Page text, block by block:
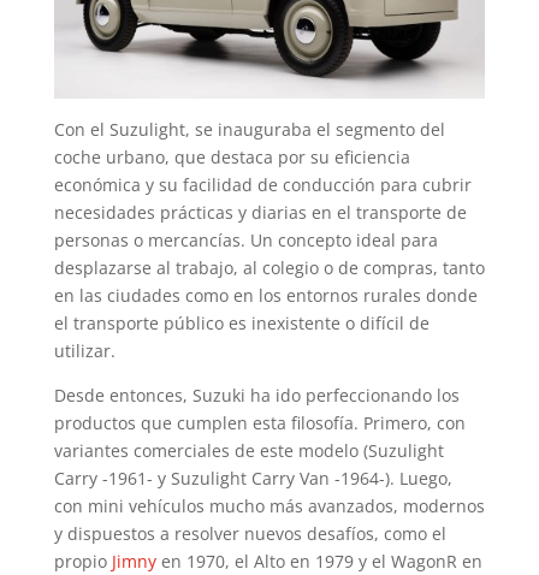
Con el Suzulight, se inauguraba el segmento del
coche urbano, que destaca por su eficiencia
económica y su facilidad de conducción para cubrir
necesidades prácticas y diarias en el transporte de
personas o mercancías. Un concepto ideal para
desplazarse al trabajo, al colegio o de compras, tanto
en las ciudades como en los entornos rurales donde
el transporte público es inexistente o difícil de
utilizar.
Desde entonces, Suzuki ha ido perfeccionando los
productos que cumplen esta filosofía. Primero, con
variantes comerciales de este modelo (Suzulight
Carry -1961- y Suzulight Carry Van -1964-). Luego,
con mini vehículos mucho más avanzados, modernos
y dispuestos a resolver nuevos desafíos, como el
propio Jimnyen 1970, el Alto en 1979 y el WagonR en